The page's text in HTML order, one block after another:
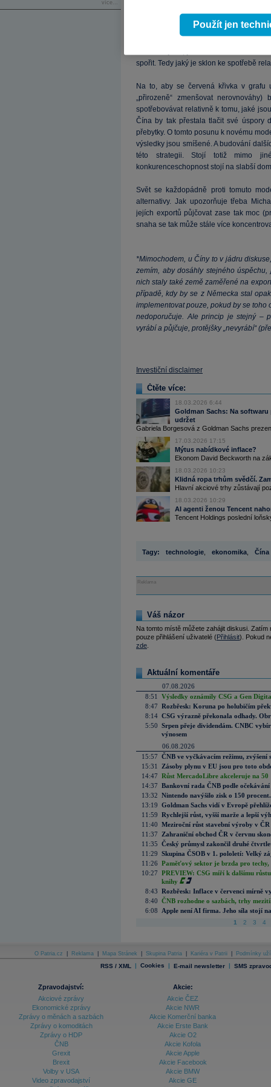
více...
přebytky klesají, Čína je až
americké deficity a vše kulminuje v
spořit. Tedy jaký je sklon ke spotřebě
Na to, aby se červená křivka v grafu
„přirozeně“ zmenšovat
spotřebovávat relativně k tomu, jaké
Čína by tak přestala tlačit své úspory
přebytky. O tomto posunu k novému
výsledky jsou smíšené. A budování
této strategii. Stojí totiž mimo
konkurenceschopnost stojí na slabší
Svět se každopádně proti tomuto
alternativy. Jak upozorňuje třeba
jejích exportů půjčovat zase tak moc
snaha se tak může stále více
*Mimochodem, u Číny to v jádru
zemím, aby dosáhly stejného
nich staly také země zaměřené na
případě, kdy by se z Německa stal
implementovat pouze, pokud by se
nedoporučuje. Ale princip je stejný –
vyrábí a půjčuje, protějšky „nevyrábí“
Investiční disclaimer
Čtěte více:
18.03.2026 6:44
Goldman Sachs: Na
udržet
Gabriela Borgesová z Goldman Sachs
17.03.2026 17:15
Mýtus nabídkové inflace?
Ekonom David Beckworth na
18.03.2026 10:23
Klidná ropa trhům svědčí.
Hlavní akciové trhy zůstávají
18.03.2026 10:29
AI agenti ženou Tencent
Tencent Holdings poslední
Tagy: technologie ekonomika Čína
Reklama
Váš názor
Na tomto místě můžete zahájit diskusi.
pouze přihlášení uživatelé (Přihlásit). Pokud
zde
Aktuální komentáře
07.08.2026
8:51
Výsledky oznámily CSG a Gen
8:47 Rozbřesk: Koruna po holubičím
8:14 CSG výrazně překonala odhady.
5:50 Srpen přeje dividendám. CNBC
výnosem
06.08.2026
15:57 ČNB ve vyčkávacím režimu, zvýšení
15:31
Zásoby plynu v EU jsou pro toto
14:47 Růst MercadoLibre akceleruje na
14:37 Bankovní rada ČNB podle
13:32 Nintendo navýšilo zisk o 150
13:19 Goldman Sachs vidí v Evropě
11:59 Rychlejší růst, vyšší marže a lepší
11:40 Meziroční růst stavební výroby v
11:37
Zahraniční obchod ČR v červnu
11:35 Český průmysl zakončil druhé
11:29 Skupina ČSOB v 1. pololetí: Velký
11:26 Paměťový sektor je brzda pro techy,
10:27 PREVIEW: CSG míří k dalšímu
knihy
8:43 Rozbřesk: Inflace v červenci mírně
8:40 ČNB rozhodne o sazbách, trhy
6:08
Apple není AI firma. Jeho síla stojí
1 2 3 4
O Patria.cz Reklama Mapa Stránek Skupina Patria Kariéra v Patrii Podmínky
RSS / XML | Cookies | E-mail newsletter | SMS
Zpravodajství:
Akciové zprávy
Ekonomické zprávy
Zprávy o měnách a sazbách
Zprávy o komoditách
Zprávy o HDP
ČNB
Grexit
Brexit
Volby v USA
Video zpravodajství
Akcie:
Akcie ČEZ
Akcie NWR
Akcie Komerční banka
Akcie Erste Bank
Akcie O2
Akcie Kofola
Akcie Apple
Akcie Facebook
Akcie BMW
Akcie GE
Použít jen